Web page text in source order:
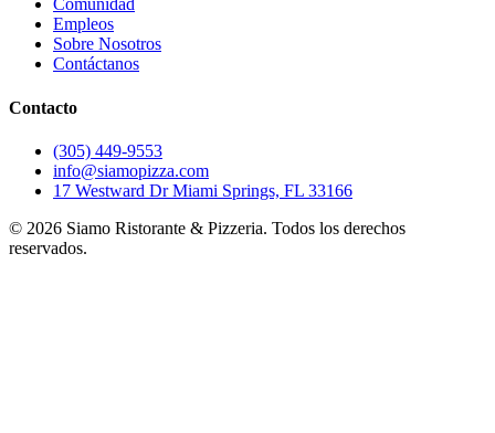
Comunidad
Empleos
Sobre Nosotros
Contáctanos
Contacto
(305) 449-9553
info@siamopizza.com
17 Westward Dr Miami Springs, FL 33166
© 2026 Siamo Ristorante & Pizzeria. Todos los derechos
reservados.